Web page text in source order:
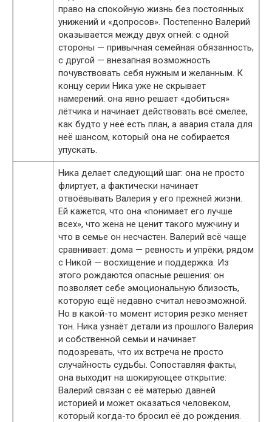
право на спокойную жизнь без постоянных
унижений и «допросов». Постепенно Валерий
оказывается между двух огней: с одной
стороны — привычная семейная обязанность,
с другой — внезапная возможность
почувствовать себя нужным и желанным. К
концу серии Ника уже не скрывает
намерений: она явно решает «добиться»
лётчика и начинает действовать всё смелее,
как будто у неё есть план, а авария стала для
неё шансом, который она не собирается
упускать.
Ника делает следующий шаг: она не просто
флиртует, а фактически начинает
отвоёвывать Валерия у его прежней жизни.
Ей кажется, что она «понимает его лучше
всех», что жена не ценит такого мужчину и
что в семье он несчастен. Валерий всё чаще
сравнивает: дома — ревность и упрёки, рядом
с Никой — восхищение и поддержка. Из
этого рождаются опасные решения: он
позволяет себе эмоциональную близость,
которую ещё недавно считал невозможной.
Но в какой-то момент история резко меняет
тон. Ника узнаёт детали из прошлого Валерия
и собственной семьи и начинает
подозревать, что их встреча не просто
случайность судьбы. Сопоставляя факты,
она выходит на шокирующее открытие:
Валерий связан с её матерью давней
историей и может оказаться человеком,
который когда-то бросил её до рождения.